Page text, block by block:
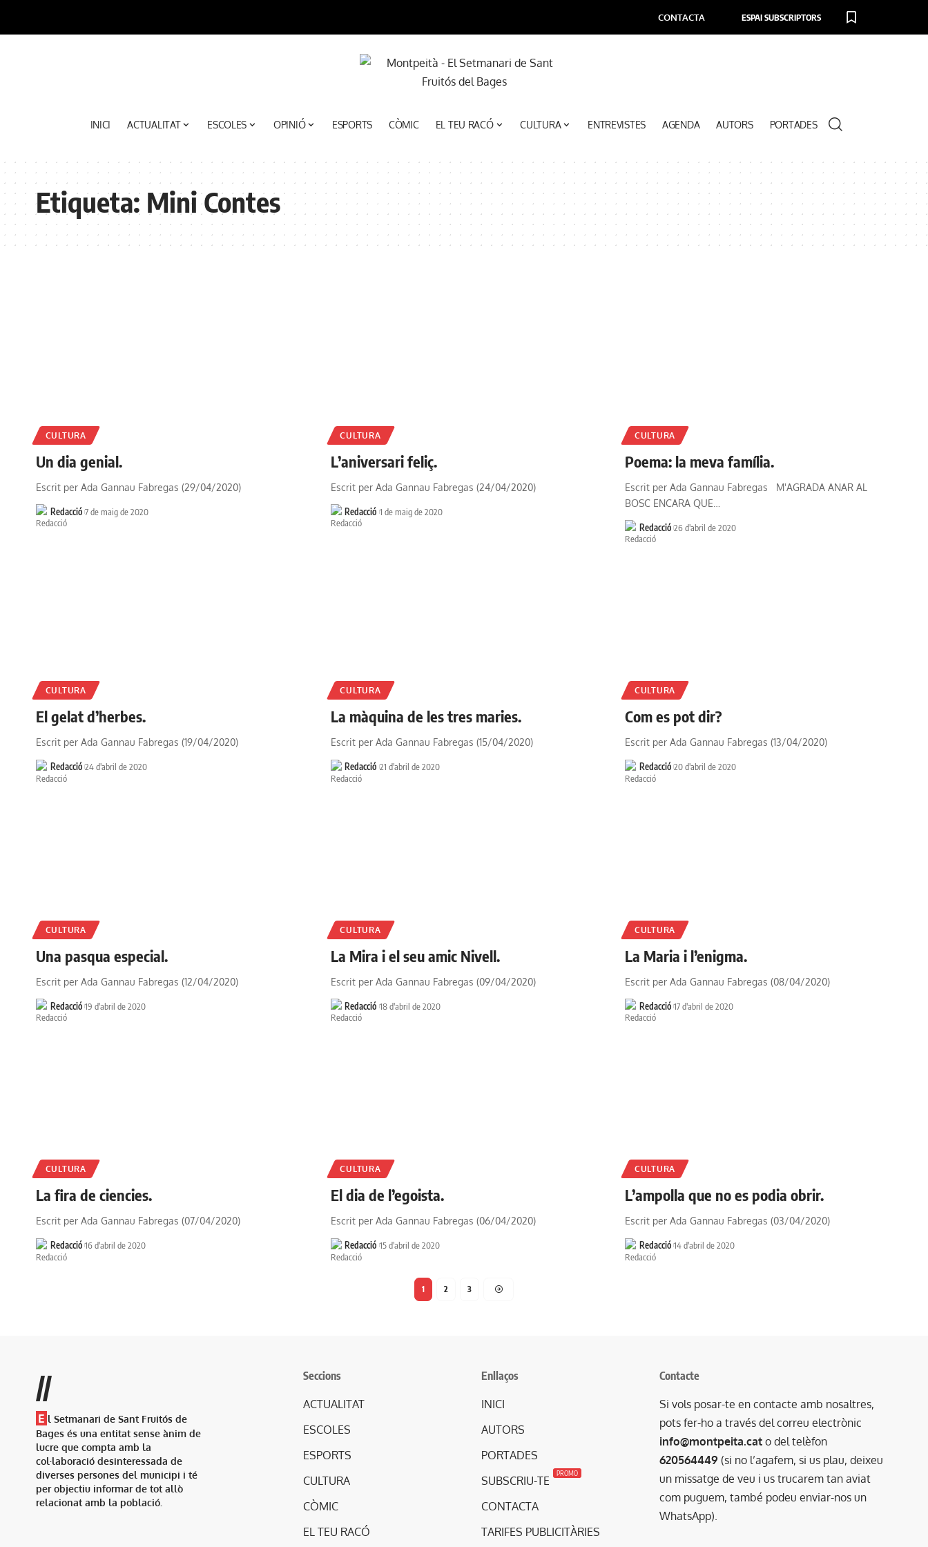
CONTACTA ESPAI SUBSCRIPTORS
INICI ACTUALITAT ESCOLES OPINIÓ ESPORTS CÒMIC EL TEU RACÓ CULTURA ENTREVISTES AGENDA AUTORS PORTADES
Etiqueta: Mini Contes
CULTURA
Un dia genial.
Escrit per Ada Gannau Fabregas (29/04/2020)
Redacció 7 de maig de 2020
CULTURA
L’aniversari feliç.
Escrit per Ada Gannau Fabregas (24/04/2020)
Redacció 1 de maig de 2020
CULTURA
Poema: la meva família.
Escrit per Ada Gannau Fabregas M'AGRADA ANAR AL
BOSC ENCARA QUE…
Redacció 26 d'abril de 2020
CULTURA
El gelat d’herbes.
Escrit per Ada Gannau Fabregas (19/04/2020)
Redacció 24 d'abril de 2020
CULTURA
La màquina de les tres maries.
Escrit per Ada Gannau Fabregas (15/04/2020)
Redacció 21 d'abril de 2020
CULTURA
Com es pot dir?
Escrit per Ada Gannau Fabregas (13/04/2020)
Redacció 20 d'abril de 2020
CULTURA
Una pasqua especial.
Escrit per Ada Gannau Fabregas (12/04/2020)
Redacció 19 d'abril de 2020
CULTURA
La Mira i el seu amic Nivell.
Escrit per Ada Gannau Fabregas (09/04/2020)
Redacció 18 d'abril de 2020
CULTURA
La Maria i l’enigma.
Escrit per Ada Gannau Fabregas (08/04/2020)
Redacció 17 d'abril de 2020
CULTURA
La fira de ciencies.
Escrit per Ada Gannau Fabregas (07/04/2020)
Redacció 16 d'abril de 2020
CULTURA
El dia de l’egoista.
Escrit per Ada Gannau Fabregas (06/04/2020)
Redacció 15 d'abril de 2020
CULTURA
L’ampolla que no es podia obrir.
Escrit per Ada Gannau Fabregas (03/04/2020)
Redacció 14 d'abril de 2020
1 2 3
//
E l Setmanari de Sant Fruitós de
Bages és una entitat sense ànim de
lucre que compta amb la
col·laboració desinteressada de
diverses persones del municipi i té
per objectiu informar de tot allò
relacionat amb la població.
Seccions
ACTUALITAT
ESCOLES
ESPORTS
CULTURA
CÒMIC
EL TEU RACÓ
Enllaços
INICI
AUTORS
PORTADES
SUBSCRIU-TE
PROMO
CONTACTA
TARIFES PUBLICITÀRIES
Contacte
Si vols posar-te en contacte amb nosaltres,
pots fer-ho a través del correu electrònic
info@montpeita.cat o del telèfon
620564449 (si no l’agafem, si us plau, deixeu
un missatge de veu i us trucarem tan aviat
com puguem, també podeu enviar-nos un
WhatsApp).